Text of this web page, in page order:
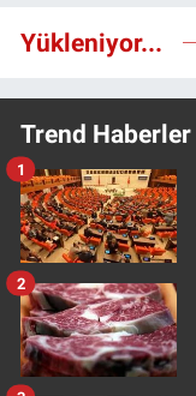
Yükleniyor...
Trend Haberler
1
2